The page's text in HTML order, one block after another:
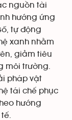
nguồn tài
hướng ứng
tự động
xanh nhằm
giảm tiêu
môi trường.
pháp vật
tái chế phục
hướng